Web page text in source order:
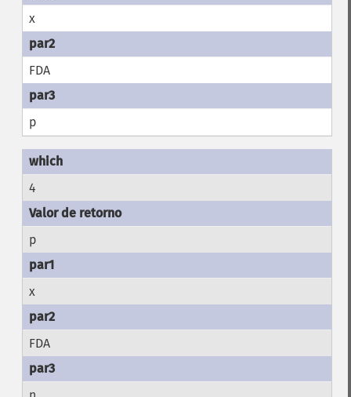
x
FDA
p
4
p
x
FDA